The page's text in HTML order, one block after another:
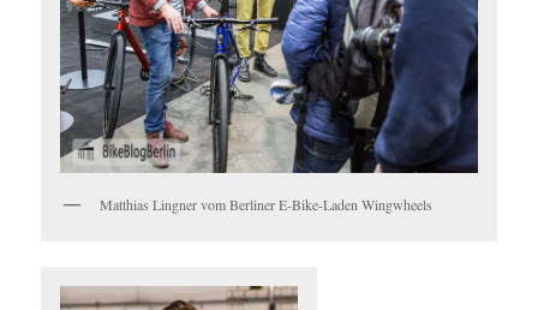
Matthias Lingner vom Berliner E-Bike-Laden Wingwheels